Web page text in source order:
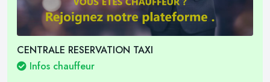
CENTRALE RESERVATION TAXI
Infos chauffeur